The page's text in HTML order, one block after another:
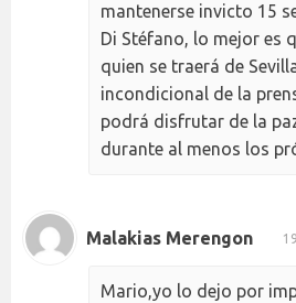
mantenerse invicto 15
Di Stéfano, lo mejor es
quien se traerá de
incondicional de la
podrá disfrutar de la
durante al menos los
Malakias Merengon
Mario,yo lo dejo por